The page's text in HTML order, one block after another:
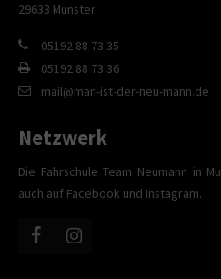
29633 Munster
05192 88 73 35
05192 88 73 36
mail@man-ist-der-neu-mann.de
Netzwerk
Die Fahrschule Team Neumann in
auch auf Facebook und Instagram.